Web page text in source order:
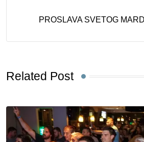
PROSLAVA SVETOG
Related Post